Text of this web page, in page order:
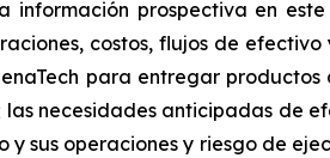
información prospectiva en
costos, flujos de
para entregar productos
las necesidades anticipadas de
y sus operaciones y riesgo de